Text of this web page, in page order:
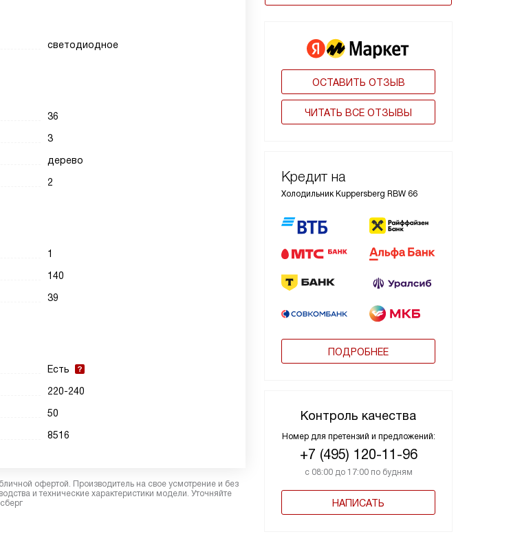
ОСТАВИТЬ ОТЗЫВ
ЧИТАТЬ ВСЕ ОТЗЫВЫ
Кредит на
Холодильник Kuppersberg RBW 66
ПОДРОБНЕЕ
Контроль качества
Номер для претензий и предложений:
+7 (495) 120-11-96
с 08:00 до 17:00 по будням
НАПИСАТЬ
светодиодное
36
3
дерево
2
1
140
39
Есть
220-240
50
8516
офертой. Производитель на свое усмотрение и без
и технические характеристики модели. Уточняйте